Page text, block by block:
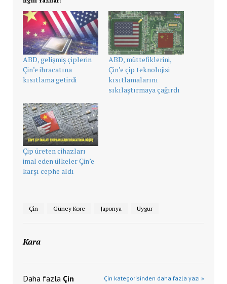
ABD, gelişmiş çiplerin
Çin’e ihracatına
kısıtlama getirdi
ABD, müttefiklerini,
Çin’e çip teknolojisi
kısıtlamalarını
sıkılaştırmaya çağırdı
Çip üreten cihazları
imal eden ülkeler Çin’e
karşı cephe aldı
Çin Güney Kore Japonya Uygur
Kara
Daha fazla Çin Çin kategorisinden daha fazla yazı »